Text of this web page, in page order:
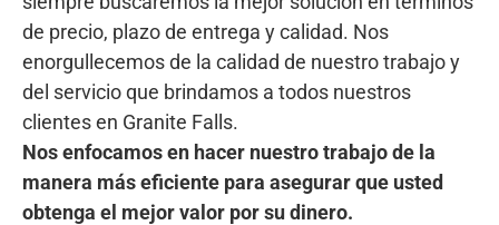
de precio, plazo de entrega y calidad. Nos
enorgullecemos de la calidad de nuestro trabajo y
del servicio que brindamos a todos nuestros
clientes en Granite Falls.
Nos enfocamos en hacer nuestro trabajo de la
manera más eficiente para asegurar que usted
obtenga el mejor valor por su dinero.